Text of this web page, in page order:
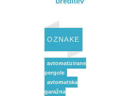
OZNAKE
avtomatizirane
pergole
avtomatska
garažna